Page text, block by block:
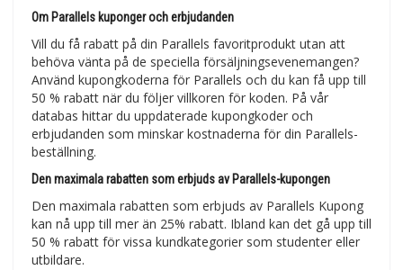
Om Parallels kuponger och erbjudanden
Vill du få rabatt på din Parallels favoritprodukt utan att
behöva vänta på de speciella försäljningsevenemangen?
Använd kupongkoderna för Parallels och du kan få upp till
50 % rabatt när du följer villkoren för koden. På vår
databas hittar du uppdaterade kupongkoder och
erbjudanden som minskar kostnaderna för din Parallels-
beställning.
Den maximala rabatten som erbjuds av Parallels-kupongen
Den maximala rabatten som erbjuds av Parallels Kupong
kan nå upp till mer än 25% rabatt. Ibland kan det gå upp till
50 % rabatt för vissa kundkategorier som studenter eller
utbildare.